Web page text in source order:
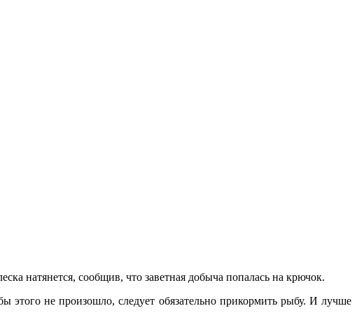
натянется, сообщив, что заветная добыча попалась на крючок.
этого не произошло, следует обязательно прикормить рыбу. И лучше